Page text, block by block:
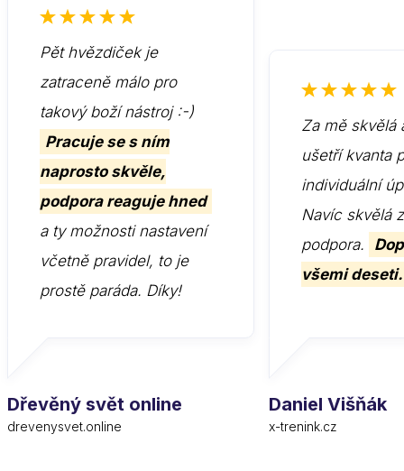
Pět hvězdiček je
zatraceně málo pro
takový boží nástroj :-)
Pracuje se s ním
naprosto skvěle,
podpora reaguje hned
a ty možnosti nastavení
včetně pravidel, to je
prostě paráda. Díky!
Dřevěný svět online
drevenysvet.online
Za mě skvělá
ušetří kvanta
individuální
Navíc skvělá
podpora.
všemi deseti.
Daniel Višňák
x-trenink.cz